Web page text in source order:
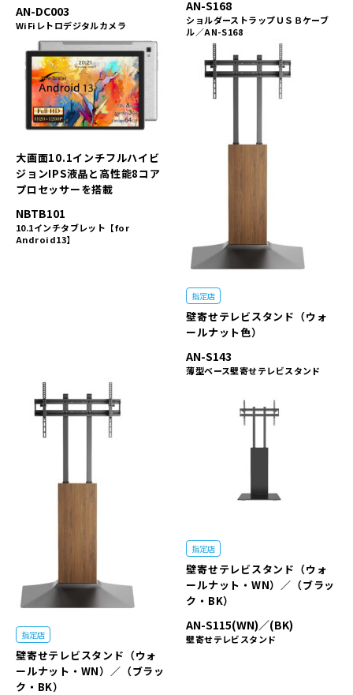
AN-DC003
WiFiレトロデジタルカメラ
AN-S168
ショルダーストラップＵＳＢケーブ
ル／AN-S168
大画面10.1インチフルハイビ
ジョンIPS液晶と高性能8コア
プロセッサーを搭載
NBTB101
10.1インチタブレット【for
Android13】
指定店
壁寄せテレビスタンド（ウォ
ールナット色）
AN-S143
薄型ベース壁寄せテレビスタンド
指定店
壁寄せテレビスタンド（ウォ
ールナット・WN）／（ブラッ
ク・BK）
指定店
壁寄せテレビスタンド（ウォ
ールナット・WN）／（ブラッ
ク・BK）
AN-S115(WN)／(BK)
壁寄せテレビスタンド